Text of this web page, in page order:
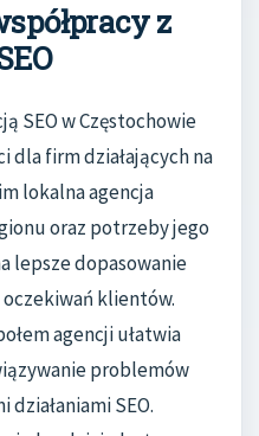
z
SEO w Częstochowie
dla firm działających na
lokalna agencja
oraz potrzeby jego
lepsze dopasowanie
klientów.
agencji ułatwia
problemów
SEO.